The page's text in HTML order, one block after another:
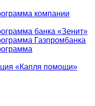
компании
банка «Зенит»
Газпромбанка
«Капля помощи»